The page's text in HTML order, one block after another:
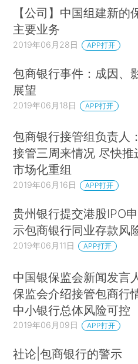
【公司】中国组建新
主要业务
2019年06月28日 APP打开
包商银行事件：成因、
展望
2019年06月18日 APP打开
包商银行接管组负责人
接管三周来情况 尽快推
市场化重组
2019年06月16日 APP打开
贵州银行提交港股IPO
示包商银行同业存款风
2019年06月11日 APP打开
中国银保监会新闻发言
保监会介绍接管包商行
中小银行总体风险可控
2019年06月09日 APP打开
社论|包商银行的警示